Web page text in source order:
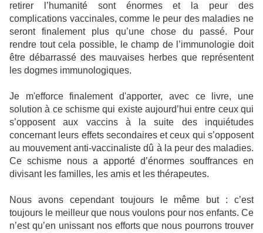
retirer l’humanité sont énormes et la peur des
complications vaccinales, comme le peur des maladies ne
seront finalement plus qu’une chose du passé. Pour
rendre tout cela possible, le champ de l’immunologie doit
être débarrassé des mauvaises herbes que représentent
les dogmes immunologiques.
Je m'efforce finalement d'apporter, avec ce livre, une
solution à ce schisme qui existe aujourd’hui entre ceux qui
s’opposent aux vaccins à la suite des inquiétudes
concernant leurs effets secondaires et ceux qui s’opposent
au mouvement anti-vaccinaliste dû à la peur des maladies.
Ce schisme nous a apporté d’énormes souffrances en
divisant les familles, les amis et les thérapeutes.
Nous avons cependant toujours le même but : c’est
toujours le meilleur que nous voulons pour nos enfants. Ce
n’est qu’en unissant nos efforts que nous pourrons trouver